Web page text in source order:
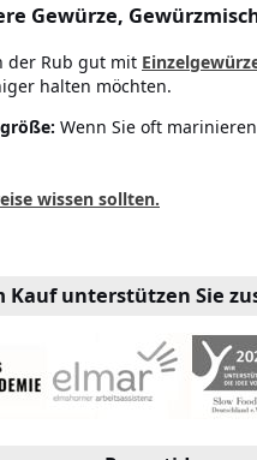
Gewürze,
der Rub gut mit
halten möchten.
Wenn Sie oft
wissen sollten.
Kauf unterstützen Sie